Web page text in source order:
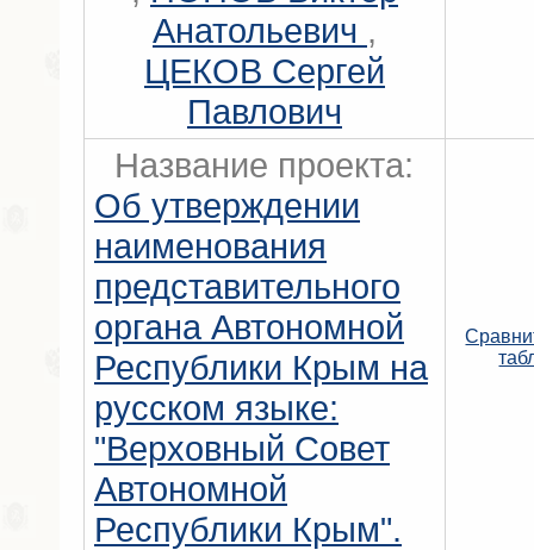
Анатольевич ,
ЦЕКОВ Сергей
Павлович
Название проекта:
Об утверждении
наименования
представительного
органа Автономной
Республики Крым на
русском языке:
"Верховный Совет
Автономной
Республики Крым".